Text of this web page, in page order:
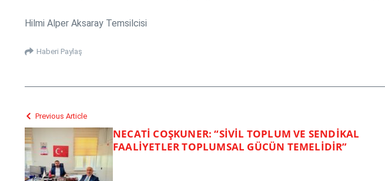
Hilmi Alper Aksaray Temsilcisi
Haberi Paylaş
Previous Article
NECATİ COŞKUNER: “SİVİL TOPLUM VE SENDİKAL
FAALİYETLER TOPLUMSAL GÜCÜN TEMELİDİR”